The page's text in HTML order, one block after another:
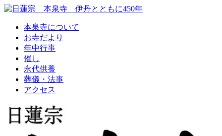
本泉寺について
お寺だより
年中行事
催し
永代供養
葬儀・法事
アクセス